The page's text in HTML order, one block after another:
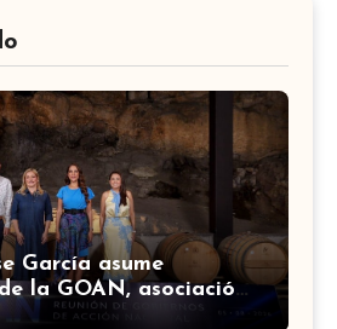
García asume
la GOAN, asociación
de Acción